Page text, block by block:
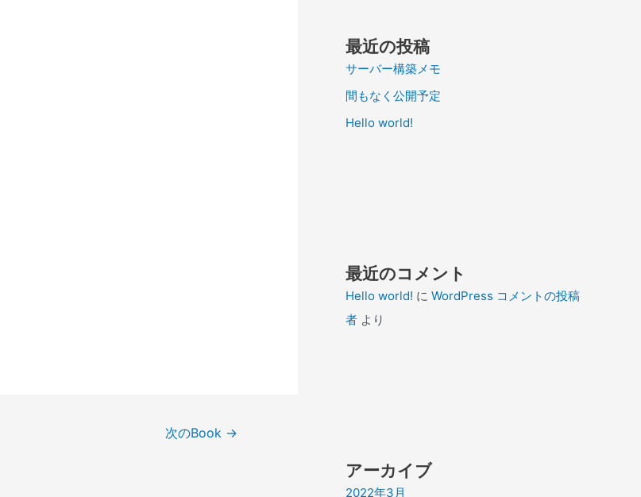
次のBook →
最近の投稿
サーバー構築メモ
間もなく公開予定
Hello world!
最近のコメント
Hello world! に WordPress コメントの投稿
者 より
アーカイブ
2022年3月